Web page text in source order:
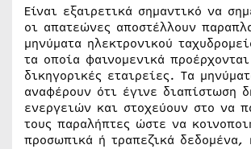
Είναι εξαιρετικά σημαντικό να
οι απατεώνες αποστέλλουν
μηνύματα ηλεκτρονικού
τα οποία φαινομενικά
δικηγορικές εταιρείες. Τα
αναφέρουν ότι έγινε διαπίστωση
ενεργειών και στοχεύουν στο να
τους παραλήπτες ώστε να
προσωπικά ή τραπεζικά δεδομένα,